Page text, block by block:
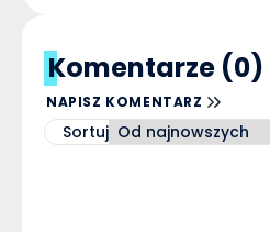
Komentarze (0)
NAPISZ KOMENTARZ
Sortuj